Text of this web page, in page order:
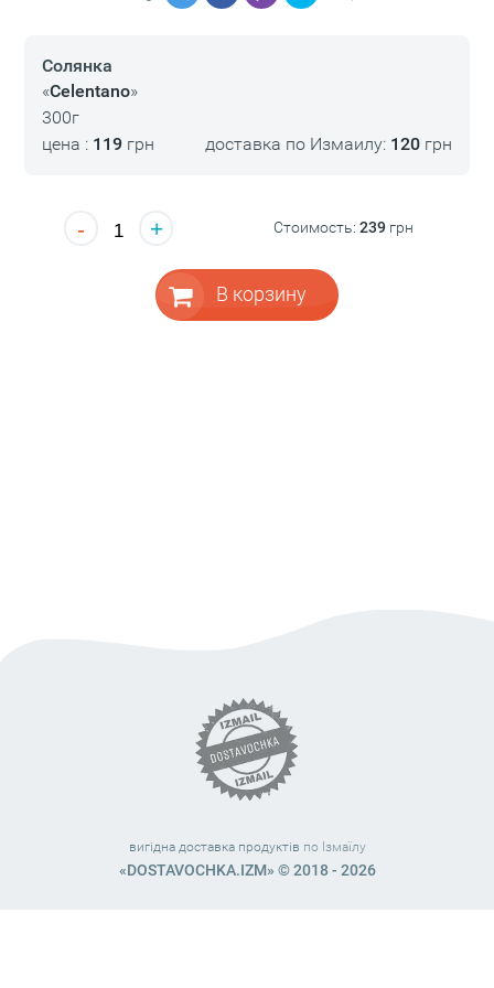
Солянка
«Celentano»
300г
цена : 119грн доставка по Измаилу: 120 грн
- + Стоимость:239 грн
В корзину
вигідна доставка продуктів по Ізмаїлу
«DOSTAVOCHKA.IZM» © 2018 - 2026